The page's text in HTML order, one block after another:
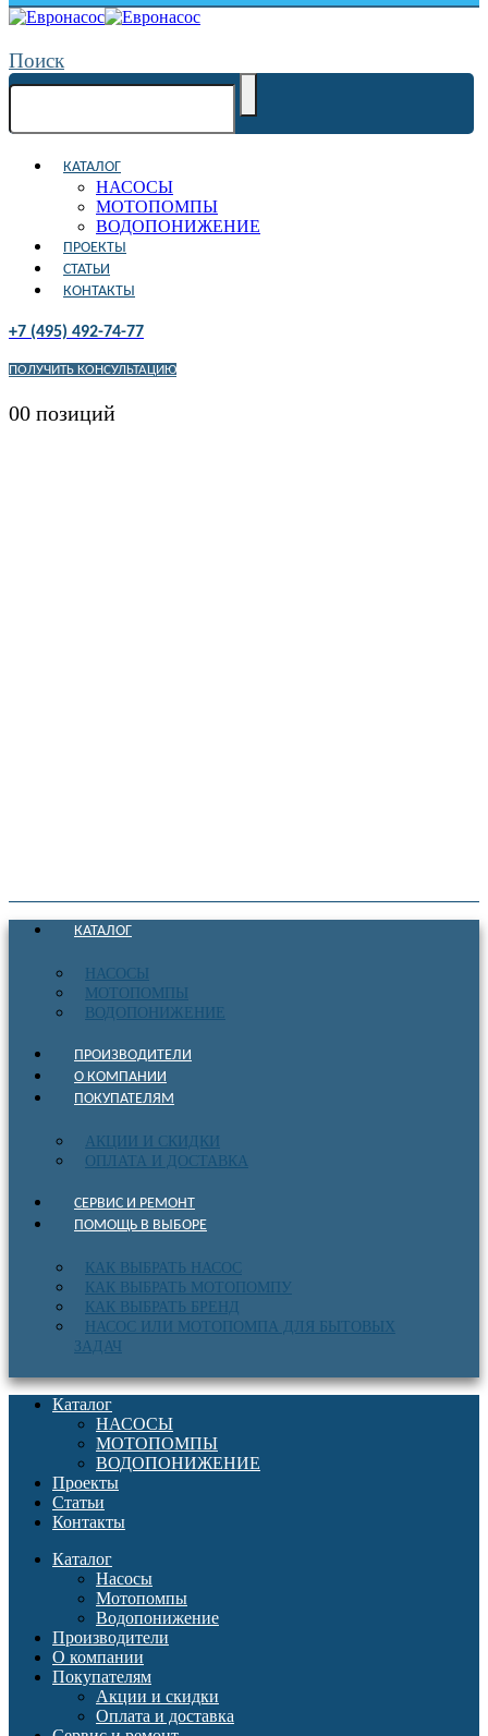
Поиск
КАТАЛОГ
НАСОСЫ
МОТОПОМПЫ
ВОДОПОНИЖЕНИЕ
ПРОЕКТЫ
СТАТЬИ
КОНТАКТЫ
+7 (495) 492-74-77
ПОЛУЧИТЬ КОНСУЛЬТАЦИЮ
00 позиций
КАТАЛОГ
НАСОСЫ
МОТОПОМПЫ
ВОДОПОНИЖЕНИЕ
ПРОИЗВОДИТЕЛИ
О КОМПАНИИ
ПОКУПАТЕЛЯМ
АКЦИИ И СКИДКИ
ОПЛАТА И ДОСТАВКА
СЕРВИС И РЕМОНТ
ПОМОЩЬ В ВЫБОРЕ
КАК ВЫБРАТЬ НАСОС
КАК ВЫБРАТЬ МОТОПОМПУ
КАК ВЫБРАТЬ БРЕНД
НАСОС ИЛИ МОТОПОМПА ДЛЯ БЫТОВЫХ
ЗАДАЧ
Каталог
НАСОСЫ
МОТОПОМПЫ
ВОДОПОНИЖЕНИЕ
Проекты
Статьи
Контакты
Каталог
Насосы
Мотопомпы
Водопонижение
Производители
О компании
Покупателям
Акции и скидки
Оплата и доставка